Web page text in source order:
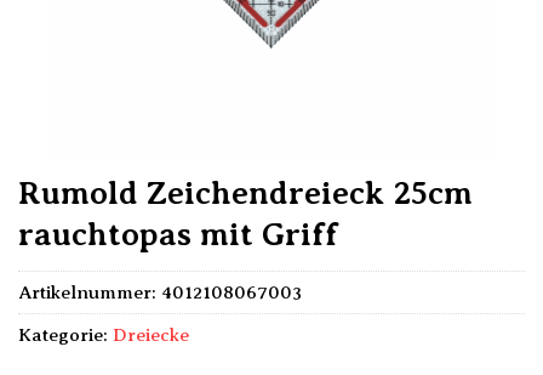
Rumold Zeichendreieck 25cm
rauchtopas mit Griff
Artikelnummer: 4012108067003
Kategorie: Dreiecke